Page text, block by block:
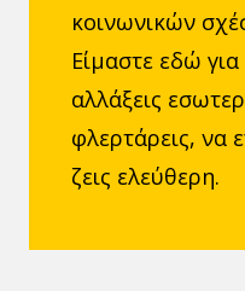
κοινωνικών
Είμαστε εδώ
αλλάξεις
φλερτάρεις, να
ζεις ελεύθερη.